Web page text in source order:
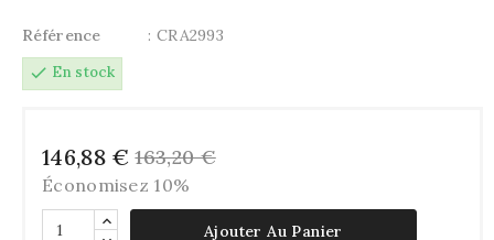
Référence
: CRA2993
check En stock
146,88 € 163,20 €
Économisez 10%
Ajouter Au Panier